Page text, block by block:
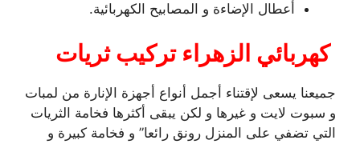
أعطال الإضاءة و المصابيح الكهربائية.
كهربائي الزهراء تركيب ثريات
جميعنا يسعى لإقتناء أجمل أنواع أجهزة الإنارة من لمبات
و سبوت لايت و غيرها و لكن يبقى أكثرها فخامة الثريات
التي تضفي على المنزل رونق رائعا” و فخامة كبيرة و